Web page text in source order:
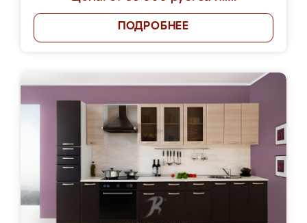
ПОДРОБНЕЕ